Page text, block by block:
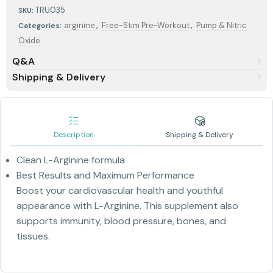
SKU: TRU035
Categories: arginine, Free-Stim Pre-Workout, Pump & Nitric
Oxide
Q&A
Shipping & Delivery
Description Shipping & Delivery
Clean L-Arginine formula
Best Results and Maximum Performance
Boost your cardiovascular health and youthful
appearance with L-Arginine. This supplement also
supports immunity, blood pressure, bones, and
tissues.